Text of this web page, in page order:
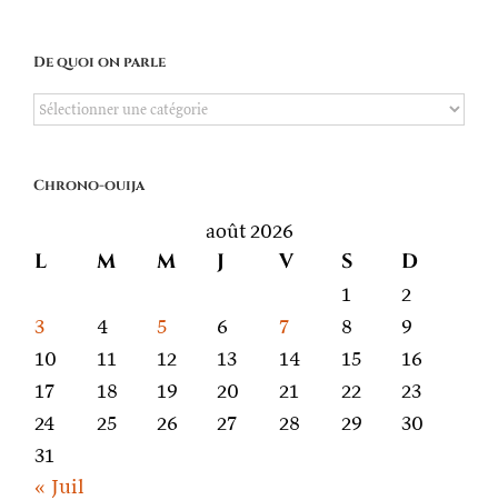
De quoi on parle
De
parle
Chrono-ouija
août 2026
L M M J V S D
1
2
3
4 5 6 7 8
9
10
11 12 13 14 15
16
17
18 19 20 21 22
23
24
25 26 27 28 29
30
31
« Juil